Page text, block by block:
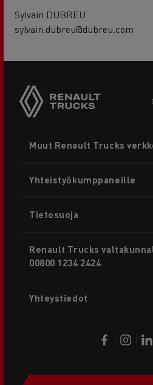
Sylvain DUBREU
sylvain.dubreu@dubreu.com
menu
Muut Renault Trucks
Yhteistyökumppaneille
Tietosuoja
Renault Trucks
00800 1234 2424
Yhteystiedot